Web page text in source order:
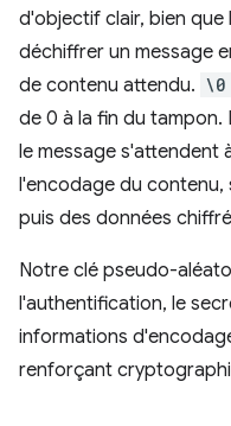
d'objectif clair, bien que
déchiffrer un message
de contenu attendu. \0
de 0 à la fin du
le message
l'encodage du contenu,
puis des données
Notre clé pseudo-
l'authentification, le
informations
renforçant